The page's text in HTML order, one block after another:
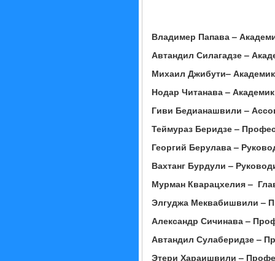
Владимер Папава –
Автандил Силагадзе –
Михаил Джибути– Академик
Нодар Читанава –
Гиви Бедианашвили–
Теймураз Беридзе –
Георгий Берулава –
Вахтанг Бурдули –
Мурман Кварацхелия –
Элгуджа Меквабишвили –
Александр Сичинава–
Автандил Сулаберидзе –
Этери Хараишвили–